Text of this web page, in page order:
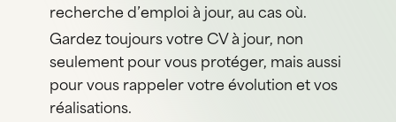
recherche d’emploi à jour, au cas où.
Gardez toujours votre CV à jour, non
seulement pour vous protéger, mais aussi
pour vous rappeler votre évolution et vos
réalisations.